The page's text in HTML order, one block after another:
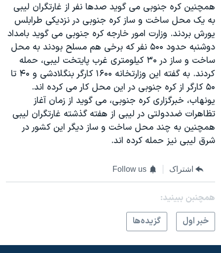
همچنين کره جنوبی می گويد صدها نفر از غارتگران ليبی
به يک محل ساخت و ساز کره جنوبی در نزديکی طرابلس
يورش بردند. وزارت امور خارجه کره جنوبی می گويد بامداد
دوشنبه حدود ۵۰۰ نفر که برخی هم مسلح بودند به محل
ساخت و ساز در ۳۰ کيلومتری غرب پايتخت ليبی، حمله
کردند. به گفته اين وزارتخانه ۱۶۰۰ کارگر بنگلادشی و ۴۰ تا
۵۰ کارگر از کره جنوبی در اين محل کار می کرده اند.
يونهاب، خبرگزاری کره جنوبی، می گويد از زمان آغاز
تظاهرات ضددولتی در ليبی از هفته گذشته غارتگران ليبی
همچنين به چند محل ساخت و ساز ديگر اين کشور در
شرق ليبی نيز حمله کرده اند.
اشتراک Follow us
همچنبن ببینید:
خبر اول
گزيده‌ها